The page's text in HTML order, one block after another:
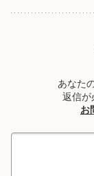
あなた
返信が
お